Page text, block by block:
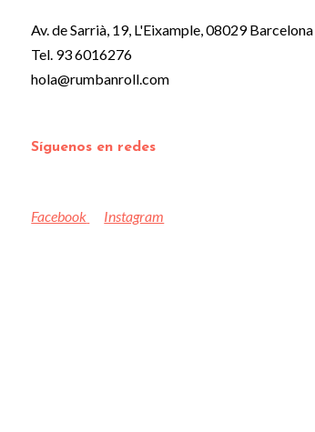
Av. de Sarrià, 19, L'Eixample, 08029 Barcelona
Tel. 93 6016276
hola@rumbanroll.com
Síguenos en redes
Facebook Instagram